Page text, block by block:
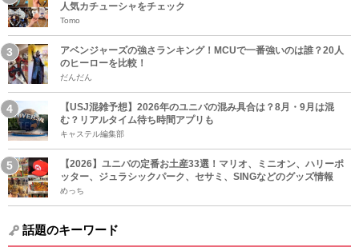
人気カチューシャをチェック
Tomo
アベンジャーズの強さランキング！MCUで一番強いのは誰？20人
のヒーローを比較！
だんだん
【USJ混雑予想】2026年のユニバの混み具合は？8月・9月は混
む？リアルタイム待ち時間アプリも
キャステル編集部
【2026】ユニバの定番お土産33選！マリオ、ミニオン、ハリーポ
ッター、ジュラシックパーク、セサミ、SINGなどのグッズ情報
めっち
話題のキーワード